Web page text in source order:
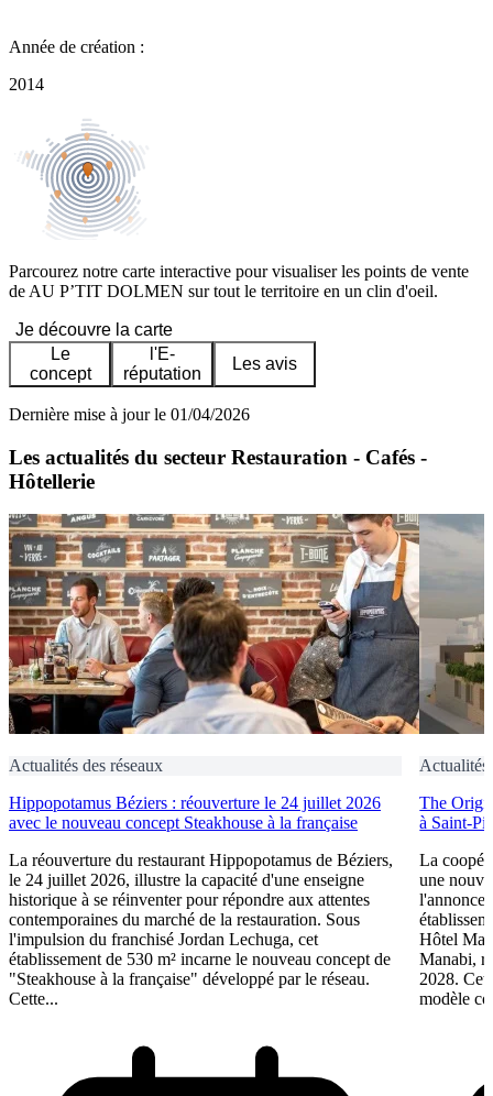
Année de création :
2014
Parcourez notre carte interactive pour visualiser les points de vente
de AU P’TIT DOLMEN sur tout le territoire en un clin d'oeil.
Je découvre la carte
Le
concept
l'E-
réputation
Les avis
Dernière mise à jour le 01/04/2026
Les actualités du secteur Restauration - Cafés -
Hôtellerie
Actualités des réseaux
Hippopotamus Béziers : réouverture le 24 juillet 2026
avec le nouveau concept Steakhouse à la française
La réouverture du restaurant Hippopotamus de Béziers,
le 24 juillet 2026, illustre la capacité d'une enseigne
historique à se réinventer pour répondre aux attentes
contemporaines du marché de la restauration. Sous
l'impulsion du franchisé Jordan Lechuga, cet
établissement de 530 m² incarne le nouveau concept de
"Steakhouse à la française" développé par le réseau.
Cette...
Actualités
The
à Saint-
La
une
l'annonce
Hôtel
Manabi,
2028.
modèle